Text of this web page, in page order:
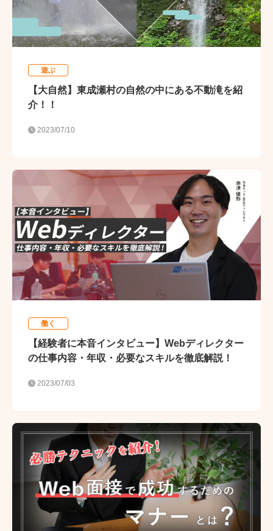
遊ぶ
【大自然】東成瀬村の自然の中にある不動滝を紹
介！！
2023/07/10
働く
【経験者に本音インタビュー】Webディレクター
の仕事内容・年収・必要なスキルを徹底解説！
2023/07/03